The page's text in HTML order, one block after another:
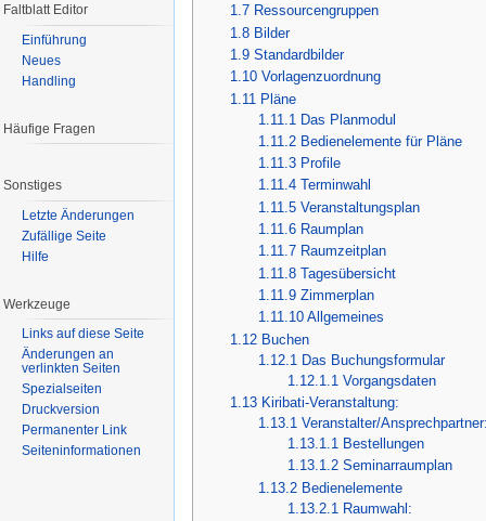
1.7 Ressourcengruppen
1.8 Bilder
1.9 Standardbilder
1.10 Vorlagenzuordnung
1.11 Pläne
1.11.1 Das Planmodul
1.11.2 Bedienelemente für Pläne
1.11.3 Profile
1.11.4 Terminwahl
1.11.5 Veranstaltungsplan
1.11.6 Raumplan
1.11.7 Raumzeitplan
1.11.8 Tagesübersicht
1.11.9 Zimmerplan
1.11.10 Allgemeines
1.12 Buchen
1.12.1 Das Buchungsformular
1.12.1.1 Vorgangsdaten
1.13 Kiribati-Veranstaltung:
1.13.1 Veranstalter/
1.13.1.1 Bestellungen
1.13.1.2 Seminarraumplan
1.13.2 Bedienelemente
1.13.2.1 Raumwahl:
Faltblatt Editor
Einführung
Neues
Handling
Häufige Fragen
Sonstiges
Letzte Änderungen
Zufällige Seite
Hilfe
Werkzeuge
Links auf diese Seite
Änderungen an
verlinkten Seiten
Spezialseiten
Druckversion
Permanenter Link
Seiteninformationen